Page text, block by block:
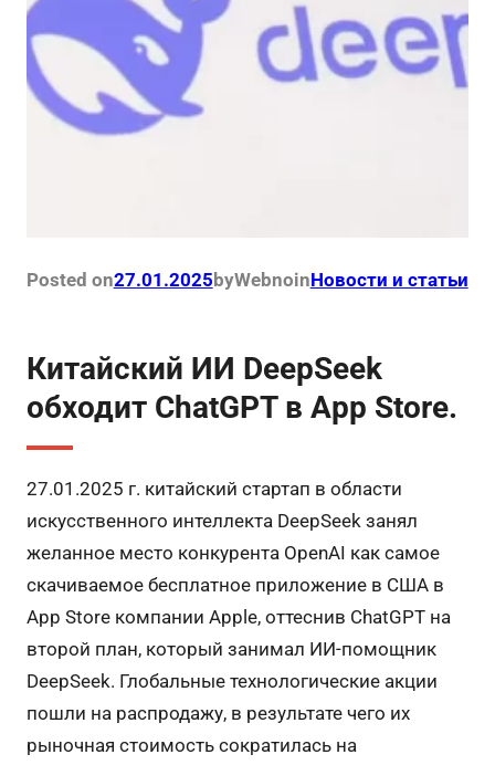
Posted on27.01.2025 byWebnoinНовости и статьи
Китайский ИИ DeepSeek
обходит ChatGPT в App Store.
27.01.2025 г. китайский стартап в области
искусственного интеллекта DeepSeek занял
желанное место конкурента OpenAI как самое
скачиваемое бесплатное приложение в США в
App Store компании Apple, оттеснив ChatGPT на
второй план, который занимал ИИ-помощник
DeepSeek. Глобальные технологические акции
пошли на распродажу, в результате чего их
рыночная стоимость сократилась на